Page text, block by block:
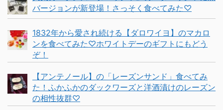
バージョンが新登場！さっそく食べてみた♡
1832年から愛され続ける【ダロワイヨ】のマカロ
ンを食べてみた♡ホワイトデーのギフトにもどう
ぞ！
【アンテノール】の「レーズンサンド」食べてみ
た！ふかふかのダックワーズと洋酒漬けのレーズン
の相性抜群♡